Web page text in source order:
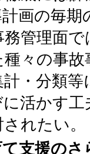
画の毎期
管理面
々の事
・分類
活かす
れたい。
支援の